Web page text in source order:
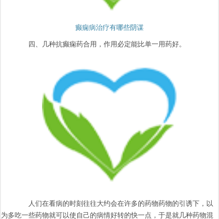
癫痫病治疗有哪些阴谋
四、几种抗癫痫药合用，作用必定能比单一用药好。
人们在看病的时刻往往大约会在许多的药物药物的引诱下，以
为多吃一些药物就可以使自己的病情好转的快一点，于是就几种药物混